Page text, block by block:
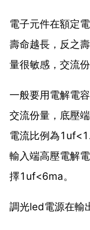
電子元件在額定
壽命越長，反之
量很敏感，交流
一般要用電解電
交流份量，底壓
電流比例為
輸入端高壓電解
擇1uf<6ma。
調光led電源在輸